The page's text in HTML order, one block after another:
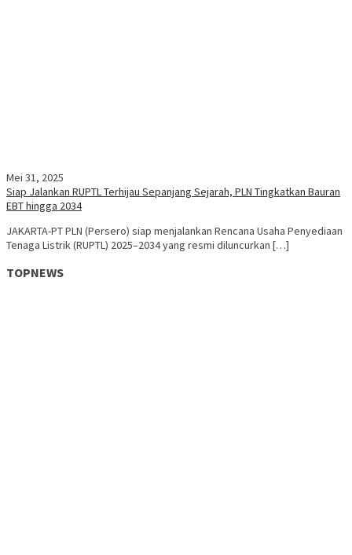
Mei 31, 2025
Siap Jalankan RUPTL Terhijau Sepanjang Sejarah, PLN Tingkatkan Bauran
EBT hingga 2034
JAKARTA-PT PLN (Persero) siap menjalankan Rencana Usaha Penyediaan
Tenaga Listrik (RUPTL) 2025–2034 yang resmi diluncurkan […]
TOPNEWS